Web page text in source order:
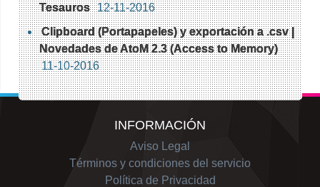
Tesauros
12-11-2016
Clipboard (Portapapeles) y exportación a .csv |
Novedades de AtoM 2.3 (Access to Memory)
11-10-2016
INFORMACIÓN
Aviso Legal
Términos y condiciones del servicio
Política de Privacidad